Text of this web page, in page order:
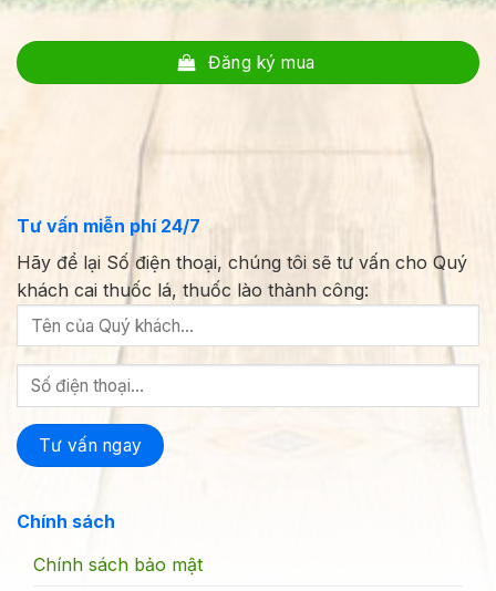
Đăng ký mua
Tư vấn miễn phí 24/7
Hãy để lại Số điện thoại, chúng tôi sẽ tư vấn cho Quý
khách cai thuốc lá, thuốc lào thành công:
Chính sách
Chính sách bảo mật